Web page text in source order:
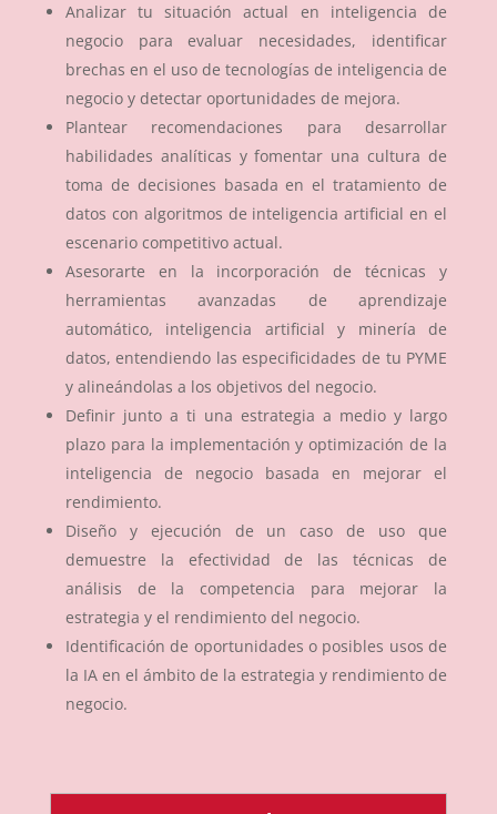
Analizar tu situación actual en inteligencia de
negocio para evaluar necesidades, identificar
brechas en el uso de tecnologías de inteligencia de
negocio y detectar oportunidades de mejora.
Plantear recomendaciones para desarrollar
habilidades analíticas y fomentar una cultura de
toma de decisiones basada en el tratamiento de
datos con algoritmos de inteligencia artificial en el
escenario competitivo actual.
Asesorarte en la incorporación de técnicas y
herramientas avanzadas de aprendizaje
automático, inteligencia artificial y minería de
datos, entendiendo las especificidades de tu PYME
y alineándolas a los objetivos del negocio.
Definir junto a ti una estrategia a medio y largo
plazo para la implementación y optimización de la
inteligencia de negocio basada en mejorar el
rendimiento.
Diseño y ejecución de un caso de uso que
demuestre la efectividad de las técnicas de
análisis de la competencia para mejorar la
estrategia y el rendimiento del negocio.
Identificación de oportunidades o posibles usos de
la IA en el ámbito de la estrategia y rendimiento de
negocio.